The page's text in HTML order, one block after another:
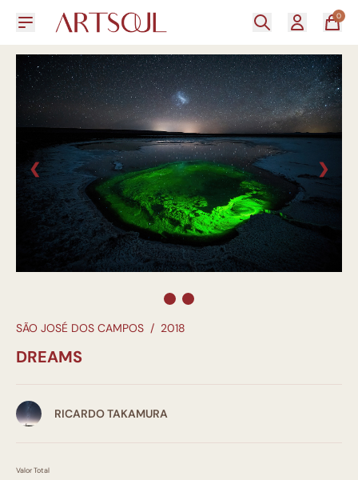
0
❮ ❯
SÃO JOSÉ DOS CAMPOS / 2018
DREAMS
RICARDO TAKAMURA
Valor Total